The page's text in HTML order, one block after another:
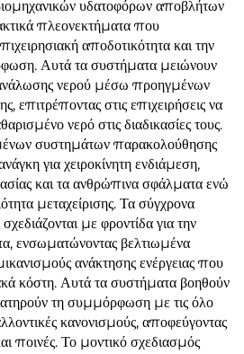
Παραγμένος στην Κίνα
υδατοφόρων αποβλήτων
πλεονεκτήματα που
αποδοτικότητα και την
Αυτά τα συστήματα μειώνουν
νερού μέσω προηγμένων
επιτρέποντας στις επιχειρήσεις να
νερό στις διαδικασίες τους.
συστημάτων παρακολούθησης
για χειροκίνητη ενδιάμεση,
και τα ανθρώπινα σφάλματα ενώ
μεταχείρισης. Τα σύγχρονα
με φροντίδα για την
ενσωματώνοντας βελτιωμένα
ανάκτησης ενέργειας που
κόστη. Αυτά τα συστήματα βοηθούν
τη συμμόρφωση με τις όλο
κανονισμούς, αποφεύγοντας
ποινές. Το μοντικό σχεδιασμός